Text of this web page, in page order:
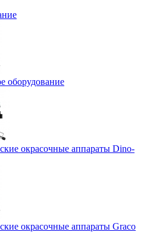
оборудование
окрасочные аппараты Dino-
окрасочные аппараты Graco